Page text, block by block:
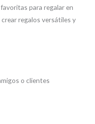
para regalar en
regalos versátiles y
o clientes